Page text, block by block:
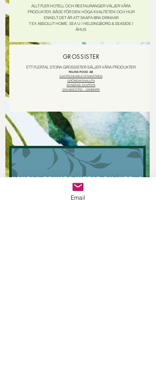
ALLT FLER HOTELL OCH RESTAURANGER VÄLJER VÅRA
PRODUKTER, BÅDE FÖR DEN HÖGA KVALITETEN OCH HUR
ENKELT DET ÄR ATT SKAPA BRA DRINKAR
T EX ABSOLUT HOME, SEA U I HELSINGBORG & SEASIDE I
ÅHUS
GROSSISTER
ETT FLERTAL STORA GROSSISTER SÄLJER VÅRA PRODUKTER
FELINS FOOD AB
GASTRONOMILEVERANTÖREN
GRÖNSAKSHALLEN
BONDENS SKAFFERI
GIN MAESTRO - DANMARK
HANDLA PRIVAT? HITTAR DU INTE DEM I EN BUTIK NÄRA DIG, KAN DU HANDLA DEM I VÅR WEBBUTIK
Email